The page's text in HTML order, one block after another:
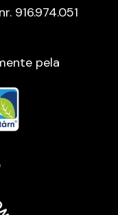
916.974.051
pela